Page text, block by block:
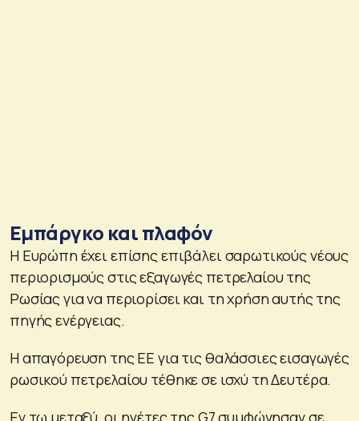
Εμπάργκο και πλαφόν
Η Ευρώπη έχει επίσης επιβάλει σαρωτικούς νέους
περιορισμούς στις εξαγωγές πετρελαίου της
Ρωσίας για να περιορίσει και τη χρήση αυτής της
πηγής ενέργειας.
Η απαγόρευση της ΕΕ για τις θαλάσσιες εισαγωγές
ρωσικού πετρελαίου τέθηκε σε ισχύ τη Δευτέρα.
Εν τω μεταξύ, οι ηγέτες της G7 συμφώνησαν σε